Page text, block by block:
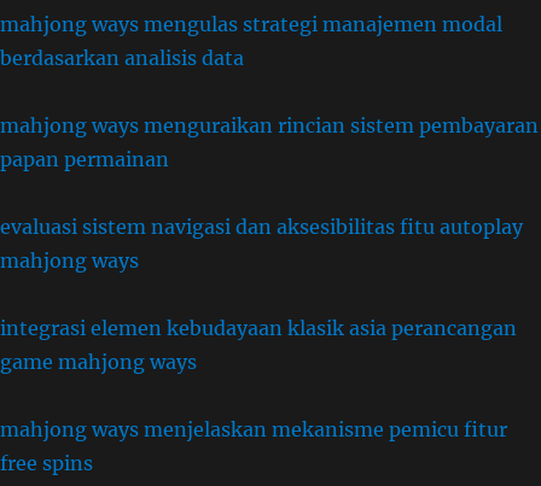
mahjong ways mengulas strategi manajemen modal
berdasarkan analisis data
mahjong ways menguraikan rincian sistem pembayaran
papan permainan
evaluasi sistem navigasi dan aksesibilitas fitu autoplay
mahjong ways
integrasi elemen kebudayaan klasik asia perancangan
game mahjong ways
mahjong ways menjelaskan mekanisme pemicu fitur
free spins